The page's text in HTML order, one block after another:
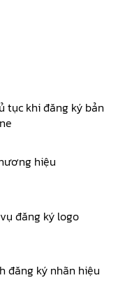
tục khi đăng ký bản
hiệu
đăng ký logo
đăng ký nhãn hiệu